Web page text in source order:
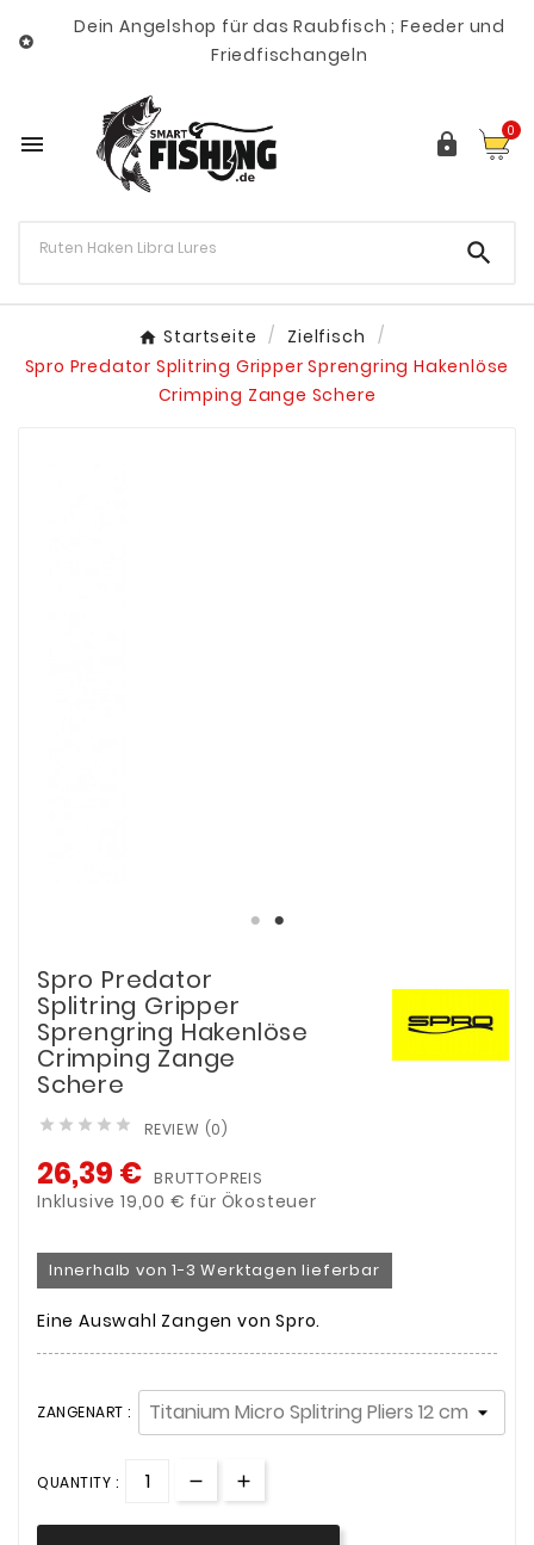

Dein Angelshop für das Raubfisch ; Feeder und
Friedfischangeln
  0

Startseite
Zielfisch
Spro Predator Splitring Gripper Sprengring Hakenlöse
Crimping Zange Schere
Spro Predator
Splitring Gripper
Sprengring Hakenlöse
Crimping Zange
Schere
     REVIEW (0)
26,39 € BRUTTOPREIS
Inklusive 19,00 € für Ökosteuer
Innerhalb von 1-3 Werktagen lieferbar
Eine Auswahl Zangen von Spro.
ZANGENART :
QUANTITY :